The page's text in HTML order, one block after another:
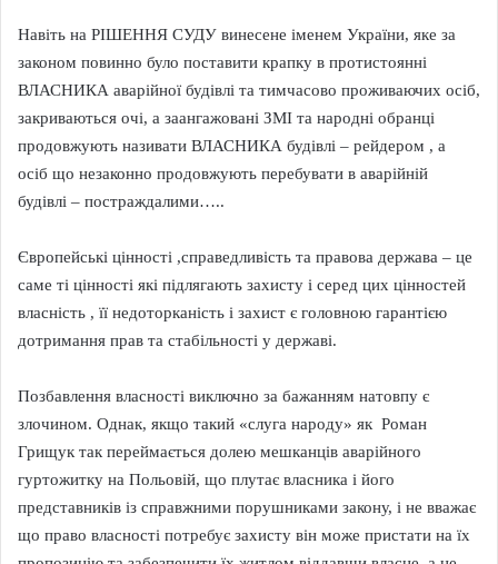
Навіть на РІШЕННЯ СУДУ винесене іменем України, яке за
законом повинно було поставити крапку в протистоянні
ВЛАСНИКА аварійної будівлі та тимчасово проживаючих осіб,
закриваються очі, а заангажовані ЗМІ та народні обранці
продовжують називати ВЛАСНИКА будівлі – рейдером , а
осіб що незаконно продовжують перебувати в аварійній
будівлі – постраждалими…..
Європейські цінності ,справедливість та правова держава – це
саме ті цінності які підлягають захисту і серед цих цінностей
власність , її недоторканість і захист є головною гарантією
дотримання прав та стабільності у державі.
Позбавлення власності виключно за бажанням натовпу є
злочином. Однак, якщо такий «слуга народу» як Роман
Грищук так переймається долею мешканців аварійного
гуртожитку на Польовій, що плутає власника і його
представників із справжними порушниками закону, і не вважає
що право власності потребує захисту він може пристати на їх